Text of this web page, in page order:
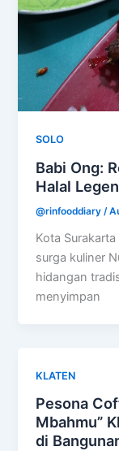
SOLO
Babi Ong:
Halal
@rinfooddiary/
Kota
surga kuliner
hidangan
menyimpan
KLATEN
Pesona
Mbahmu”
di